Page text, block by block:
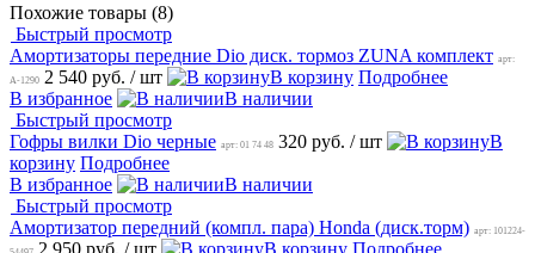
Похожие товары (8)
Быстрый просмотр
Амортизаторы передние Dio диск. тормоз ZUNA комплект арт:
A-1290 2 540 руб. / шт В корзину Подробнее
В избранное
В наличии
Быстрый просмотр
Гофры вилки Dio черные арт: 01 74 48 320 руб. / шт
В
корзину Подробнее
В избранное
В наличии
Быстрый просмотр
Амортизатор передний (компл. пара) Honda (диск.торм) арт: 101224-
2 950 руб. / шт В корзину Подробнее